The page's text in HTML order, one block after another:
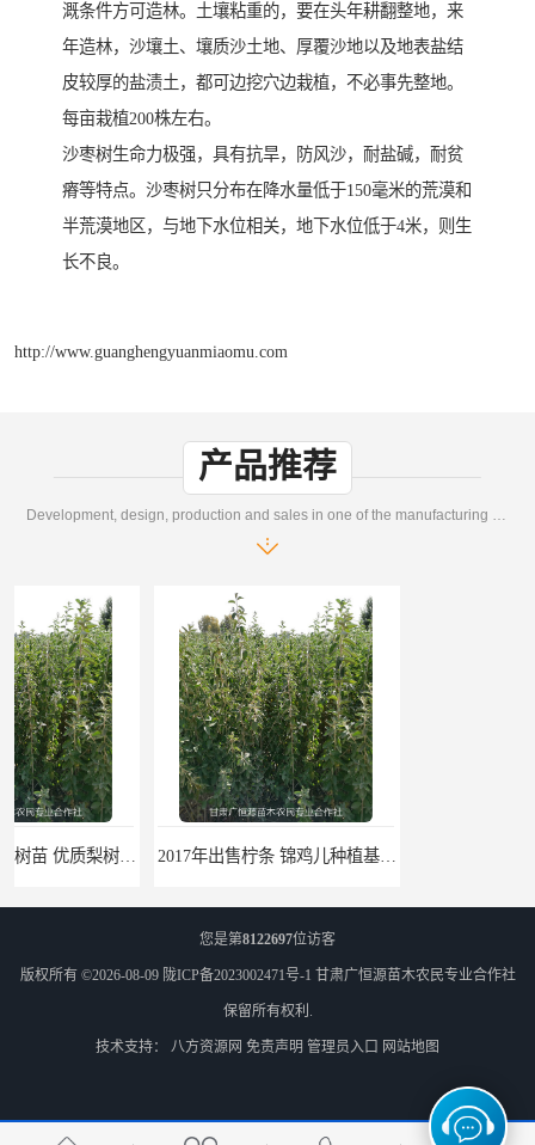
溉条件方可造林。土壤粘重的，要在头年耕翻整地，来
年造林，沙壤土、壤质沙土地、厚覆沙地以及地表盐结
皮较厚的盐渍土，都可边挖穴边栽植，不必事先整地。
每亩栽植200株左右。
沙枣树生命力极强，具有抗旱，防风沙，耐盐碱，耐贫
瘠等特点。沙枣树只分布在降水量低于150毫米的荒漠和
半荒漠地区，与地下水位相关，地下水位低于4米，则生
长不良。
http://www.guanghengyuanmiaomu.com
产品推荐
Development, design, production and sales in one of the manufacturing enterprises
2017年出售柠条 锦鸡儿种植基地 甘肃广恒源苗木基地
您是第8122697位访客
版权所有 ©2026-08-09 陇ICP备2023002471号-1 甘肃广恒源苗木农民专业合作社
保留所有权利.
技术支持： 八方资源网 免责声明 管理员入口 网站地图